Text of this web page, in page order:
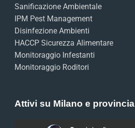
Sanificazione Ambientale
IPM Pest Management
Disinfezione Ambienti
HACCP Sicurezza Alimentare
Monitoraggio Infestanti
Monitoraggio Roditori
Attivi su Milano e provincia